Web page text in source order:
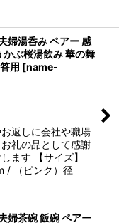
婦湯呑み ペアー 感
ぶ桜湯飲み 華の舞
用 [name-
お返しに会社や職場
礼の品として感謝
ます 【サイズ】
/ （ピンク）径
婦茶碗 飯碗 ペアー